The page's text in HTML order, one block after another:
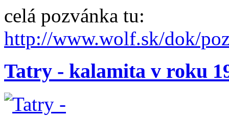
celá pozvánka tu:
http://www.wolf.sk/dok/
Tatry - kalamita v roku